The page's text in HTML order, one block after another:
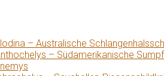
– Australische
– Südamerikanische